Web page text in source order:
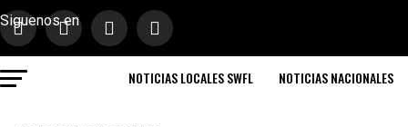
Siguenos en
NOTICIAS LOCALES SWFL NOTICIAS NACIONALES